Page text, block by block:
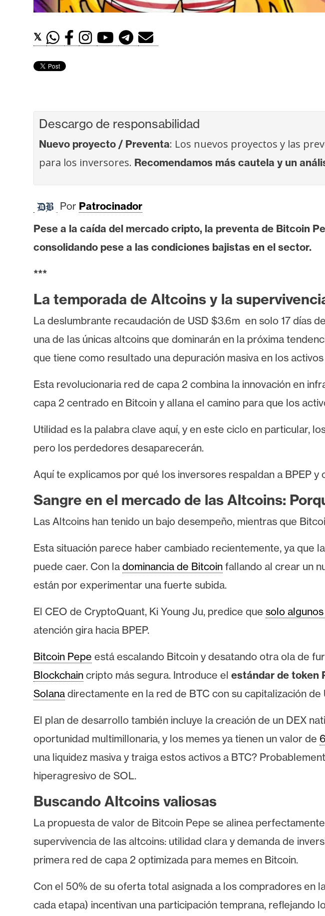
t
e
e
A
á
i
s
s
N
o
a
s
e
P
e
s
a
T
e
a
e
u
s
o
s
C
o
a
t
o
P
u
l
i
𝕏
Descargo de responsabilidad
Nuevo proyecto / Preventa: Los nuevos proyectos y las
para los inversores. Recomendamos más cautela y un
Por Patrocinador
Pese a la caída del mercado cripto, la preventa de Bitcoin
consolidando pese a las condiciones bajistas en el sector.
***
La temporada de Altcoins y la
La deslumbrante recaudación de USD $3.6m en solo 17 días de
una de las únicas altcoins que dominarán en la próxima
que tiene como resultado una depuración masiva en los
Esta revolucionaria red de capa 2 combina la innovación en
capa 2 centrado en Bitcoin y allana el camino para que los
Utilidad es la palabra clave aquí, y en este ciclo en particular,
pero los perdedores desaparecerán.
Aquí te explicamos por qué los inversores respaldan a BPEP
Sangre en el mercado de las Altcoins:
Las Altcoins han tenido un bajo desempeño, mientras que
Esta situación parece haber cambiado recientemente, ya que
puede caer. Con la dominancia de Bitcoin fallando al crear un
están por experimentar una fuerte subida.
El CEO de CryptoQuant, Ki Young Ju, predice que solo
atención gira hacia BPEP.
Bitcoin Pepe está escalando Bitcoin y desatando otra ola de
Blockchain cripto más segura. Introduce el estándar de token
Solana directamente en la red de BTC con su capitalización de
El plan de desarrollo también incluye la creación de un DEX
oportunidad multimillonaria, y los memes ya tienen un valor de
una liquidez masiva y traiga estos activos a BTC?
hiperagresivo de SOL.
Buscando Altcoins valiosas
La propuesta de valor de Bitcoin Pepe se alinea
supervivencia de las altcoins: utilidad clara y demanda de
primera red de capa 2 optimizada para memes en Bitcoin.
Con el 50% de su oferta total asignada a los compradores en
cada etapa) incentivan una participación temprana, reflejando